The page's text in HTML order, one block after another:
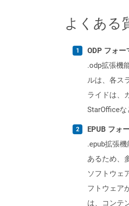
よくある
ODP フォー
.odp拡張機
ルは、各ス
ライドは、
StarOfficeな
EPUB フォ
.epub拡張
あるため、
ソフトウェ
フトウェア
は、コンテ